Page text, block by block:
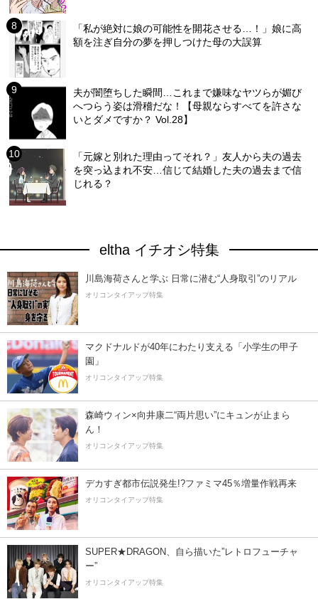
「私が絶対に娘の可能性を開花させる…！」娘に高
額を注ぎ自分の夢を押しつけた母の大誤算
夫が闇堕ちした瞬間…これまで嫌味なヤツらが媚び
へつらう姿は滑稽だな！【母親ならすべてを許さな
いとダメですか？ Vol.28】
「元嫁と別れた理由ってそれ？」友人から夫の過去
を突っ込まれ不安…信じて結婚した夫の過去まで信
じれる？
eltha イチオシ特集
川島海荷さんと学ぶ 日常に潜む“人身取引”のリアル
オリコンタイアップ特集
マクドナルドが40年にわたり支える「小学生の甲子
園」
オリコンタイアップ特集
森崎ウィン×向井康二“両片思い”にキュンが止まら
ん！
オリコンタイアップ特集
デカすぎ都市伝説発生!?ファミマ45％増量作戦再来
オリコンタイアップ特集
SUPER★DRAGON、自ら描いた”レトロフューチャ
ー”
オリコンタイアップ特集